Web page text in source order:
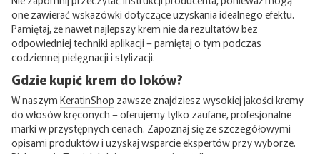
one zawierać wskazówki dotyczące uzyskania idealnego efektu.
Pamiętaj, że nawet najlepszy krem ​​nie da rezultatów bez
odpowiedniej techniki aplikacji – pamiętaj o tym podczas
codziennej pielęgnacji i stylizacji.
Gdzie kupić krem ​​do loków?
W naszym KeratinShop zawsze znajdziesz wysokiej jakości kremy
do włosów kręconych – oferujemy tylko zaufane, profesjonalne
marki w przystępnych cenach. Zapoznaj się ze szczegółowymi
opisami produktów i uzyskaj wsparcie ekspertów przy wyborze.